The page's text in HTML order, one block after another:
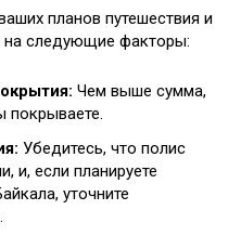
планов путешествия и
на следующие факторы:
Чем выше сумма,
покрываете.
Убедитесь, что полис
и, если планируете
уточните